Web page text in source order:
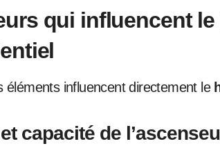
qui influencent
éléments influencent directement le
capacité de